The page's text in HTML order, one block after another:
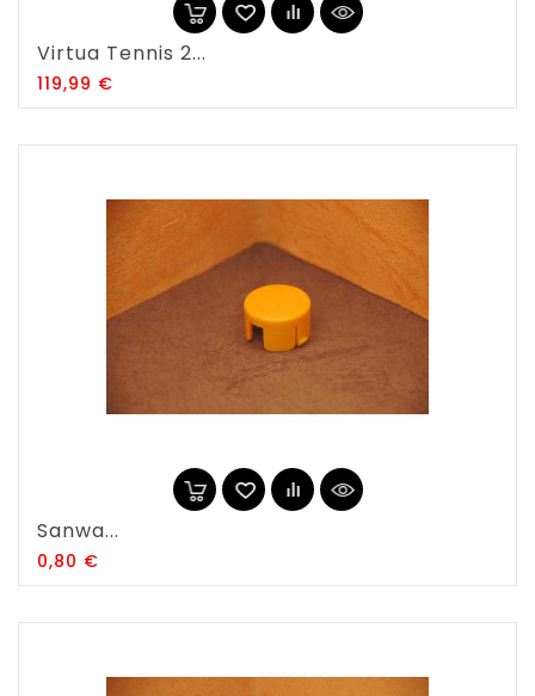
Virtua Tennis 2...
119,99 €
Sanwa...
0,80 €